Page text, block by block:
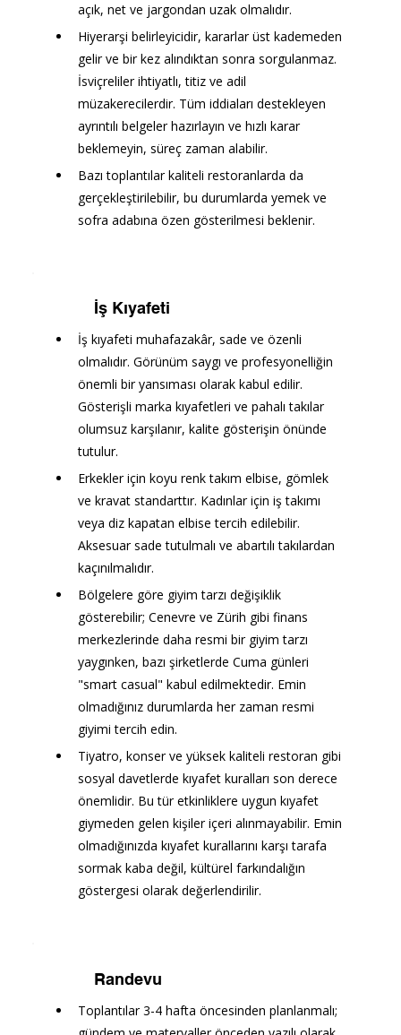
Randevu
Toplantılar 3-4 hafta öncesinden planlanmalı;
İş Kıyafeti
İş kıyafeti muhafazakâr, sade ve özenli
olmalıdır. Görünüm saygı ve profesyonelliğin
önemli bir yansıması olarak kabul edilir.
Gösterişli marka kıyafetleri ve pahalı takılar
olumsuz karşılanır, kalite gösterişin önünde
tutulur.
Erkekler için koyu renk takım elbise, gömlek
ve kravat standarttır. Kadınlar için iş takımı
veya diz kapatan elbise tercih edilebilir.
Aksesuar sade tutulmalı ve abartılı takılardan
kaçınılmalıdır.
Bölgelere göre giyim tarzı değişiklik
gösterebilir; Cenevre ve Zürih gibi finans
merkezlerinde daha resmi bir giyim tarzı
yaygınken, bazı şirketlerde Cuma günleri
"smart casual" kabul edilmektedir. Emin
olmadığınız durumlarda her zaman resmi
giyimi tercih edin.
Tiyatro, konser ve yüksek kaliteli restoran gibi
sosyal davetlerde kıyafet kuralları son derece
önemlidir. Bu tür etkinliklere uygun kıyafet
giymeden gelen kişiler içeri alınmayabilir. Emin
olmadığınızda kıyafet kurallarını karşı tarafa
sormak kaba değil, kültürel farkındalığın
göstergesi olarak değerlendirilir.
açık, net ve jargondan uzak olmalıdır.
Hiyerarşi belirleyicidir, kararlar üst kademeden
gelir ve bir kez alındıktan sonra sorgulanmaz.
İsviçreliler ihtiyatlı, titiz ve adil
müzakerecilerdir. Tüm iddiaları destekleyen
ayrıntılı belgeler hazırlayın ve hızlı karar
beklemeyin, süreç zaman alabilir.
Bazı toplantılar kaliteli restoranlarda da
gerçekleştirilebilir, bu durumlarda yemek ve
sofra adabına özen gösterilmesi beklenir.